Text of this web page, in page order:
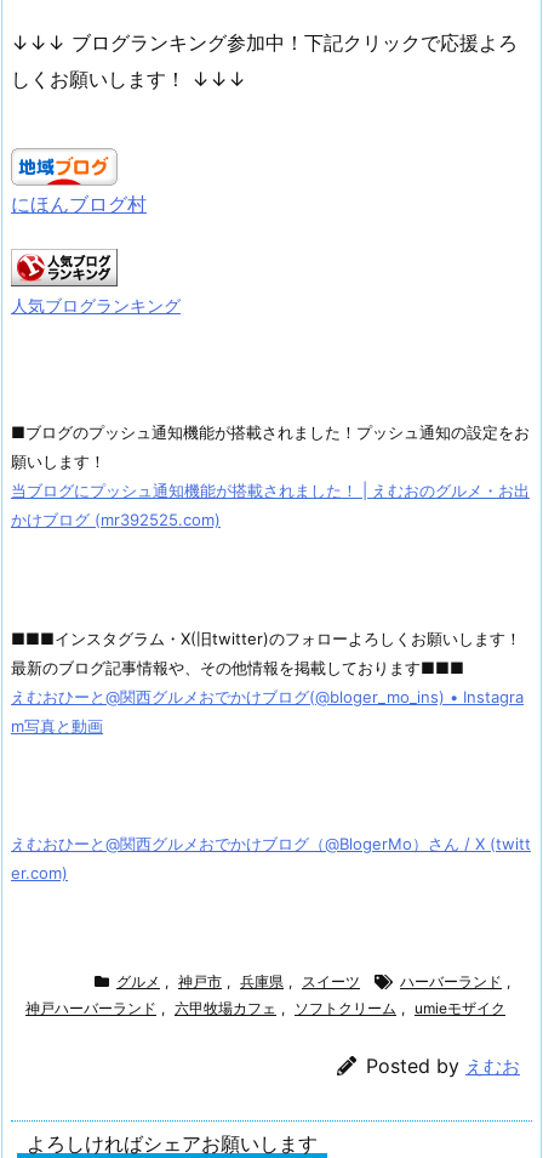
↓↓↓ ブログランキング参加中！下記クリックで応援よろ
しくお願いします！ ↓↓↓
にほんブログ村
人気ブログランキング
■ブログのプッシュ通知機能が搭載されました！プッシュ通知の設定をお
願いします！
当ブログにプッシュ通知機能が搭載されました！ | えむおのグルメ・お出
かけブログ (mr392525.com)
■■■インスタグラム・X(旧twitter)のフォローよろしくお願いします！
最新のブログ記事情報や、その他情報を掲載しております■■■
えむおひーと@関西グルメおでかけブログ(@bloger_mo_ins) • Instagra
m写真と動画
えむおひーと@関西グルメおでかけブログ（@BlogerMo）さん / X (twitt
er.com)
グルメ , 神戸市 , 兵庫県 , スイーツ ハーバーランド ,
神戸ハーバーランド , 六甲牧場カフェ , ソフトクリーム , umieモザイク
Posted by えむお
よろしければシェアお願いします